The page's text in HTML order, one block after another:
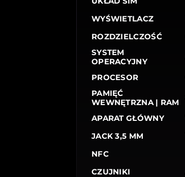
WYŚWIETLACZ
ROZDZIELCZOŚĆ
SYSTEM
OPERACYJNY
PROCESOR
PAMIĘĆ
WEWNĘTRZNA | RAM
APARAT GŁÓWNY
JACK 3,5 MM
NFC
CZUJNIKI